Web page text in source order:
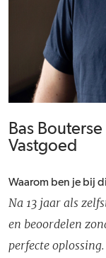
Bas
Vastgoed
Waarom ben je bij
Na 13 jaar als
en beoordelen
perfecte